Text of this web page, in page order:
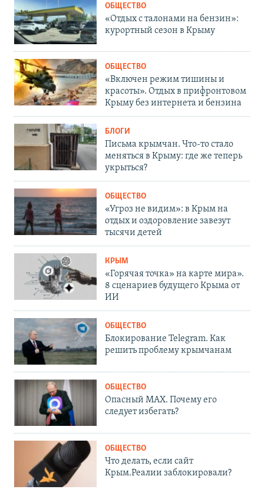
ОБЩЕСТВО
«Отдых с талонами на бензин»:
курортный сезон в Крыму
ОБЩЕСТВО
«Включен режим тишины и
красоты». Отдых в прифронтовом
Крыму без интернета и бензина
БЛОГИ
Письма крымчан. Что-то стало
меняться в Крыму: где же теперь
укрыться?
ОБЩЕСТВО
«Угроз не видим»: в Крым на
отдых и оздоровление завезут
тысячи детей
КРЫМ
«Горячая точка» на карте мира».
8 сценариев будущего Крыма от
ИИ
ОБЩЕСТВО
Блокирование Telegram. Как
решить проблему крымчанам
ОБЩЕСТВО
Опасный MAX. Почему его
следует избегать?
ОБЩЕСТВО
Что делать, если сайт
Крым.Реалии заблокировали?